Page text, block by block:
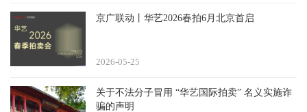
京广联动丨华艺2026春拍6月北京首启
25
2026-05
关于不法分子冒用 “华艺国际拍卖” 名义实施诈
骗的声明